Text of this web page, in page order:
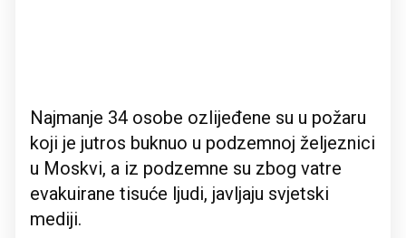
Najmanje 34 osobe ozlijeđene su u požaru
koji je jutros buknuo u podzemnoj željeznici
u Moskvi, a iz podzemne su zbog vatre
evakuirane tisuće ljudi, javljaju svjetski
mediji.